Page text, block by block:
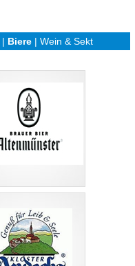
| Biere | Wein & Sekt